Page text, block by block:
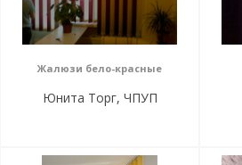
Жалюзи бело-красные
Юнита Торг, ЧПУП